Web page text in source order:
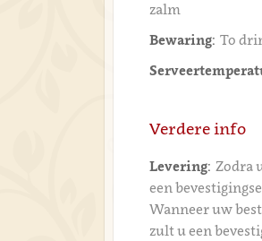
zalm
Bewaring: To
Verdere info
Levering: Zodra
een
Wanneer uw
zult u een